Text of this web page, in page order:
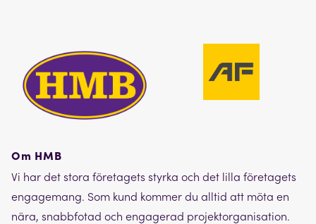
Om HMB
Vi har det stora företagets styrka och det lilla företagets
engagemang. Som kund kommer du alltid att möta en
nära, snabbfotad och engagerad projektorganisation.